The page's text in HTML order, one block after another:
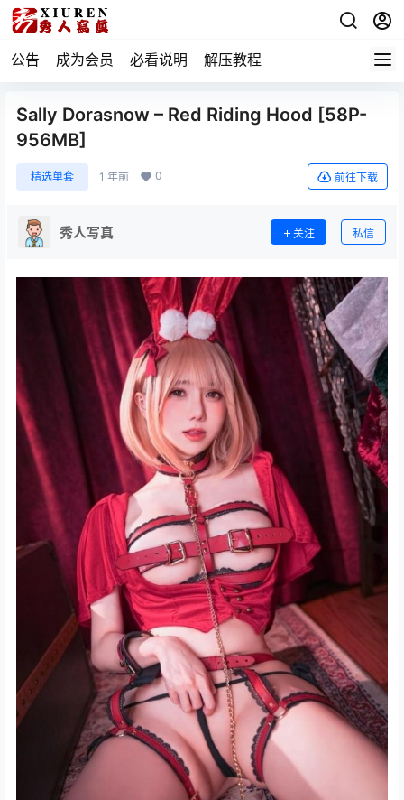
公告 成为会员 必看说明 解压教程
Sally Dorasnow – Red Riding Hood [58P-
956MB]
精选单套 1 年前 0 前往下载
秀人写真 关注 私信